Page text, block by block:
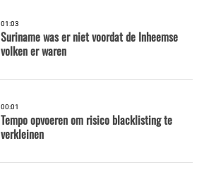
01:03
Suriname was er niet voordat de Inheemse
volken er waren
00:01
Tempo opvoeren om risico blacklisting te
verkleinen